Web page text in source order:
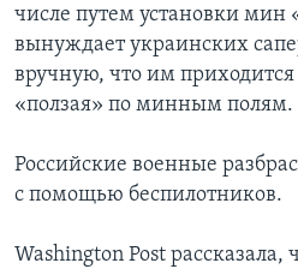
числе путем установки мин
вынуждает украинских
вручную, что им приходится
«ползая» по минным полям.
Российские военные
с помощью беспилотников.
Washington Post